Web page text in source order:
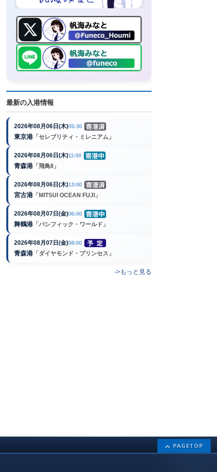
最新の入港情報
2026年08月06日(木)05:30
東京港 「セレブリティ・ミレニアム」
2026年08月06日(木)11:00
青森港 「飛鳥II」
2026年08月06日(木)13:00
宮古港 「MITSUI OCEAN FUJI」
2026年08月07日(金)06:00
舞鶴港 「パシフィック・ワールド」
2026年08月07日(金)08:00
青森港 「ダイヤモンド・プリンセス」
->もっと見る
PAGETOP